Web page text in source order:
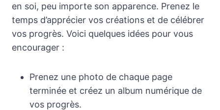
en soi, peu importe son apparence. Prenez le
temps d’apprécier vos créations et de célébrer
vos progrès. Voici quelques idées pour vous
encourager :
Prenez une photo de chaque page
terminée et créez un album numérique de
vos progrès.